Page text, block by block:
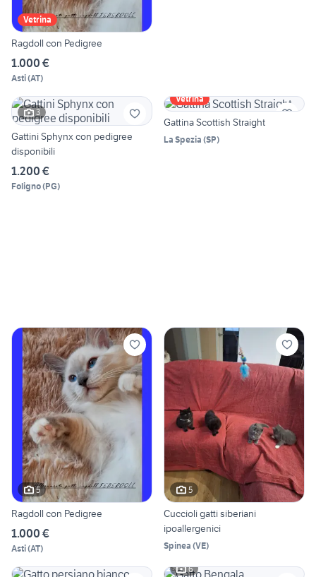
Vetrina
Ragdoll con Pedigree
1.000 €
Asti(AT)
3
Gattini Sphynx con pedigree
disponibili
1.200 €
Foligno(PG)
Vetrina
Gattina Scottish Straight
La Spezia (SP)
5
Ragdoll con Pedigree
1.000 €
Asti(AT)
5
Cuccioli gatti siberiani
ipoallergenici
Spinea (VE)
6